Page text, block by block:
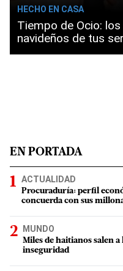
HECHO EN CASA
Tiempo de Ocio:
navideños de tus
EN PORTADA
ACTUALIDAD
Procuraduría: perfil
concuerda con sus
MUNDO
Miles de haitianos salen
inseguridad